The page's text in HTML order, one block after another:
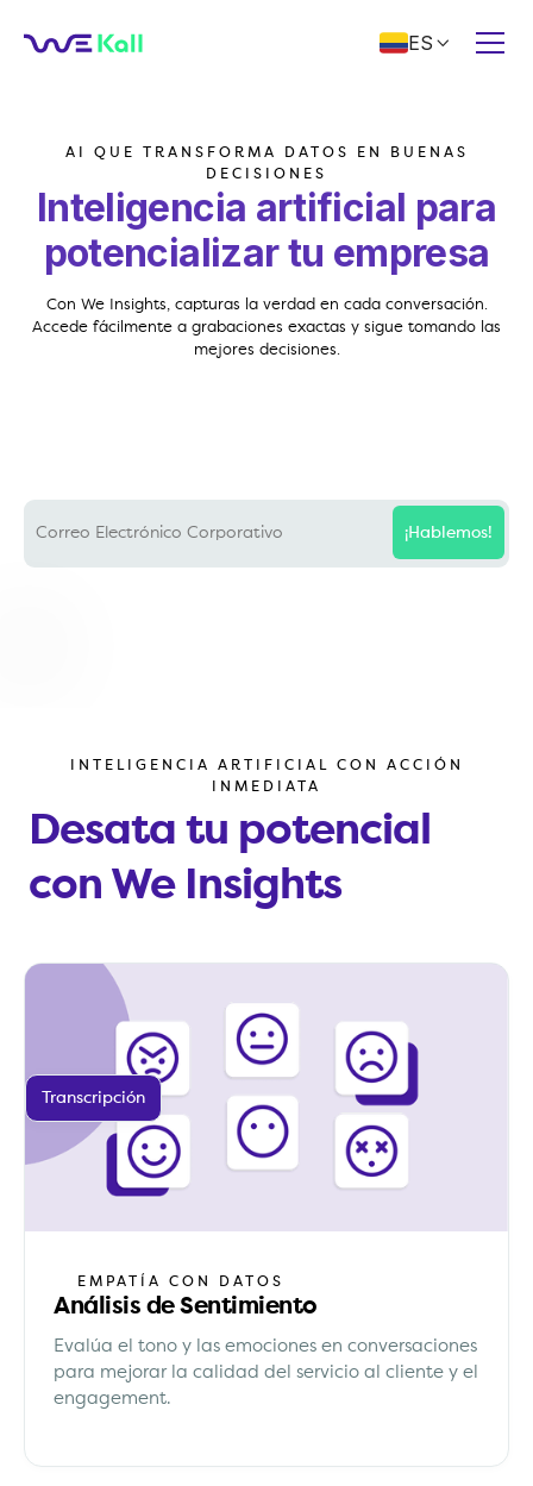
ES 
AI QUE TRANSFORMA DATOS EN BUENAS
DECISIONES
Inteligencia artificial para
potencializar tu empresa
Con We Insights, capturas la verdad en cada conversación.
Accede fácilmente a grabaciones exactas y sigue tomando las
mejores decisiones.
¡Hablemos!
INTELIGENCIA ARTIFICIAL CON ACCIÓN
INMEDIATA
Desata tu potencial
con We Insights
Transcripción
EMPATÍA CON DATOS
Análisis de Sentimiento
Evalúa el tono y las emociones en conversaciones
para mejorar la calidad del servicio al cliente y el
engagement.